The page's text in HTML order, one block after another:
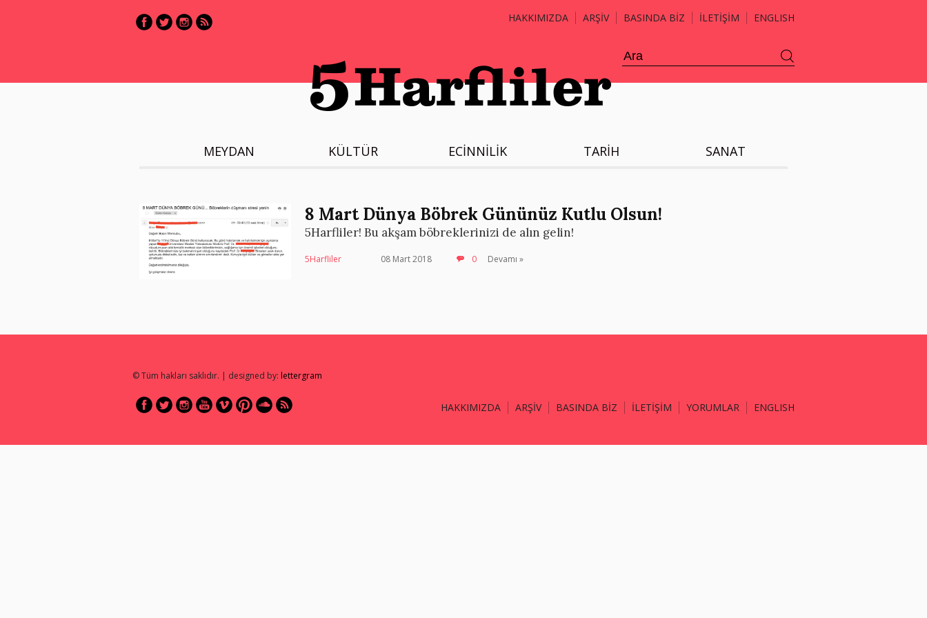
HAKKIMIZDA ARŞİV BASINDA BİZ İLETİŞİM ENGLISH
MEYDAN KÜLTÜR ECİNNİLİK TARİH SANAT
8 Mart Dünya Böbrek Gününüz Kutlu Olsun!
5Harfliler! Bu akşam böbreklerinizi de alın gelin!
5Harfliler 08 Mart 2018 0 Devamı »
© Tüm hakları saklıdır. | designed by: lettergram
HAKKIMIZDA ARŞİV BASINDA BİZ İLETİŞİM YORUMLAR ENGLISH